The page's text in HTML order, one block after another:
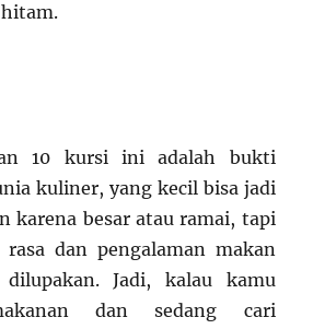
10 kursi ini adalah bukti
kuliner, yang kecil bisa jadi
karena besar atau ramai, tapi
dan pengalaman makan
Jadi, kalau kamu
dan sedang cari